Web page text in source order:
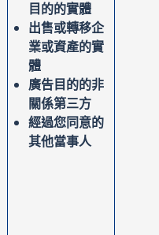
目的的實體
出售或轉移企
業或資產的實
體
廣告目的的非
關係第三方
經過您同意的
其他當事人